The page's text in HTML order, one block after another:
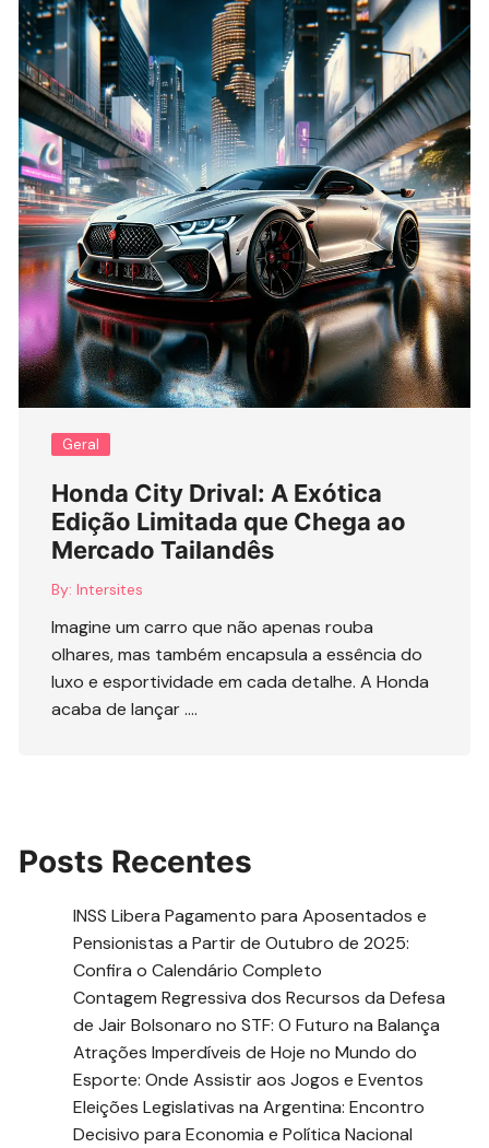
Geral
Honda City Drival: A Exótica
Edição Limitada que Chega ao
Mercado Tailandês
By: Intersites
Imagine um carro que não apenas rouba
olhares, mas também encapsula a essência do
luxo e esportividade em cada detalhe. A Honda
acaba de lançar ….
Posts Recentes
INSS Libera Pagamento para Aposentados e
Pensionistas a Partir de Outubro de 2025:
Confira o Calendário Completo
Contagem Regressiva dos Recursos da Defesa
de Jair Bolsonaro no STF: O Futuro na Balança
Atrações Imperdíveis de Hoje no Mundo do
Esporte: Onde Assistir aos Jogos e Eventos
Eleições Legislativas na Argentina: Encontro
Decisivo para Economia e Política Nacional